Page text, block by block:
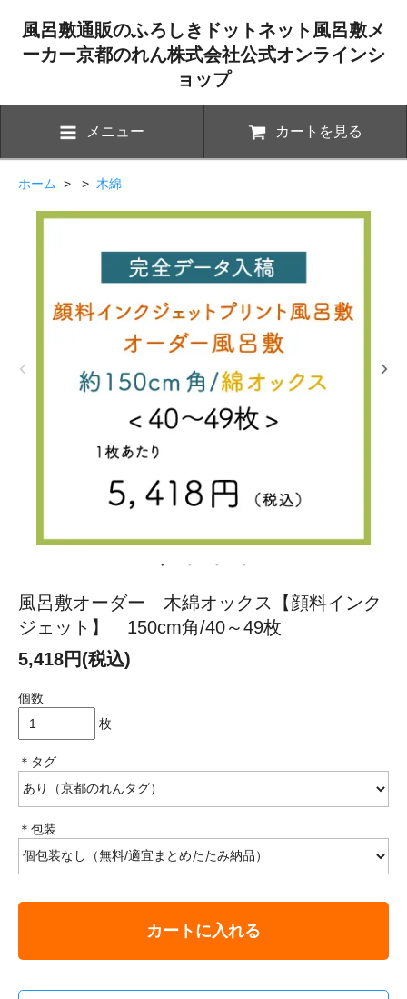
風呂敷通販のふろしきドットネット風呂敷メ
ーカー京都のれん株式会社公式オンラインシ
ョップ
メニュー カートを見る
ホーム > > 木綿
風呂敷オーダー 木綿オックス【顔料インク
ジェット】 150cm角/40～49枚
5,418円(税込)
個数
枚
＊タグ
＊包装
カートに入れる